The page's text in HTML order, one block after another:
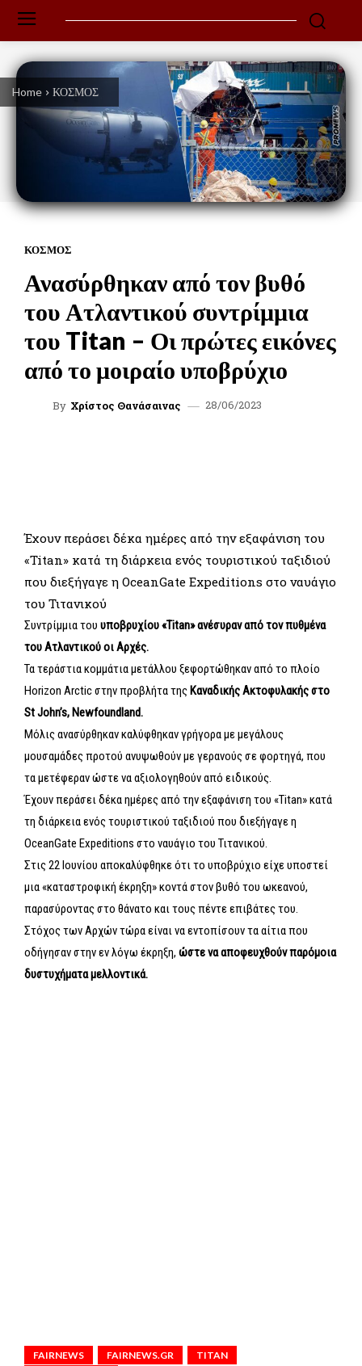
Home ΚΟΣΜΟΣ
ΚΟΣΜΟΣ
Ανασύρθηκαν από τον βυθό
του Ατλαντικού συντρίμμια
του Titan – Οι πρώτες εικόνες
από το μοιραίο υποβρύχιο
By Χρίστος Θανάσαινας 28/06/2023
Έχουν περάσει δέκα ημέρες από την εξαφάνιση του
«Titan» κατά τη διάρκεια ενός τουριστικού ταξιδιού
που διεξήγαγε η OceanGate Expeditions στο ναυάγιο
του Τιτανικού
Συντρίμμια του υποβρυχίου «Titan» ανέσυραν από τον πυθμένα
του Ατλαντικού οι Αρχές.
Τα τεράστια κομμάτια μετάλλου ξεφορτώθηκαν από το πλοίο
Horizon Arctic στην προβλήτα της Καναδικής Ακτοφυλακής στο
St John’s, Newfoundland.
Μόλις ανασύρθηκαν καλύφθηκαν γρήγορα με μεγάλους
μουσαμάδες προτού ανυψωθούν με γερανούς σε φορτηγά, που
τα μετέφεραν ώστε να αξιολογηθούν από ειδικούς.
Έχουν περάσει δέκα ημέρες από την εξαφάνιση του «Titan» κατά
τη διάρκεια ενός τουριστικού ταξιδιού που διεξήγαγε η
OceanGate Expeditions στο ναυάγιο του Τιτανικού.
Στις 22 Ιουνίου αποκαλύφθηκε ότι το υποβρύχιο είχε υποστεί
μια «καταστροφική έκρηξη» κοντά στον βυθό του ωκεανού,
παρασύροντας στο θάνατο και τους πέντε επιβάτες του.
Στόχος των Αρχών τώρα είναι να εντοπίσουν τα αίτια που
οδήγησαν στην εν λόγω έκρηξη, ώστε να αποφευχθούν παρόμοια
δυστυχήματα μελλοντικά.
FAIRNEWS FAIRNEWS.GR
TITAN